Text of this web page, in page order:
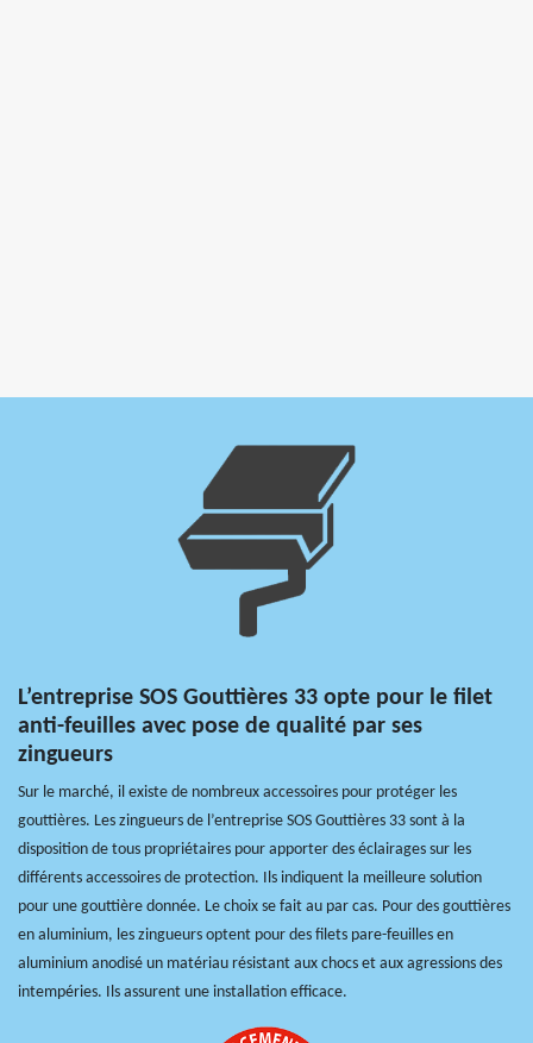
L’entreprise SOS Gouttières 33 opte pour le filet
anti-feuilles avec pose de qualité par ses
zingueurs
Sur le marché, il existe de nombreux accessoires pour protéger les
gouttières. Les zingueurs de l’entreprise SOS Gouttières 33 sont à la
disposition de tous propriétaires pour apporter des éclairages sur les
différents accessoires de protection. Ils indiquent la meilleure solution
pour une gouttière donnée. Le choix se fait au par cas. Pour des gouttières
en aluminium, les zingueurs optent pour des filets pare-feuilles en
aluminium anodisé un matériau résistant aux chocs et aux agressions des
intempéries. Ils assurent une installation efficace.